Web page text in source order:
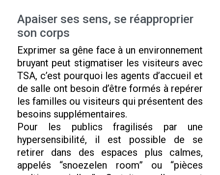
Apaiser ses sens, se réapproprier
son corps
Exprimer sa gêne face à un environnement
bruyant peut stigmatiser les visiteurs avec
TSA, c’est pourquoi les agents d’accueil et
de salle ont besoin d’être formés à repérer
les familles ou visiteurs qui présentent des
besoins supplémentaires.
Pour les publics fragilisés par une
hypersensibilité, il est possible de se
retirer dans des espaces plus calmes,
appelés “snoezelen room” ou “pièces